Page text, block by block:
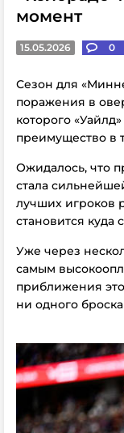
момент
15.05.2026 0
Сезон для
поражения в
которого
преимущество в
Ожидалось, что
стала
лучших игроков
становится куда
Уже через
самым
приближения
ни одного